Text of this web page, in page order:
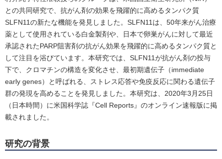
との共同研究で、抗がん剤の効果を飛躍的に高めるタンパク質
SLFN11の新たな機能を発見しました。SLFN11は、50年来がん治療
薬として使用されている白金製剤や、日本で卵巣がんに対して最近
承認されたPARP阻害剤の抗がん効果を飛躍的に高めるタンパク質と
して注目を浴びています。本研究では、SLFN11が抗がん剤の投与
下で、クロマチンの構造を変化させ、最初期遺伝子（immediate
early genes）と呼ばれる、ストレス応答や免疫反応に関わる遺伝子
群の発現を高めることを発見しました。本研究は、2020年3月25日
（日本時間）に米国科学誌『Cell Reports』のオンライン速報版に掲
載されました。
研究の背景